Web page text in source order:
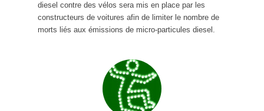
diesel contre des vélos sera mis en place par les
constructeurs de voitures afin de limiter le nombre de
morts liés aux émissions de micro-particules diesel.